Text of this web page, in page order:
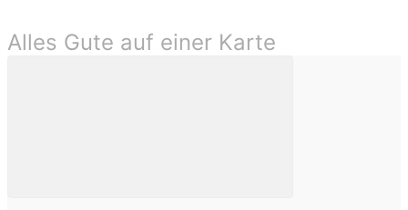
Alles Gute auf einer Karte